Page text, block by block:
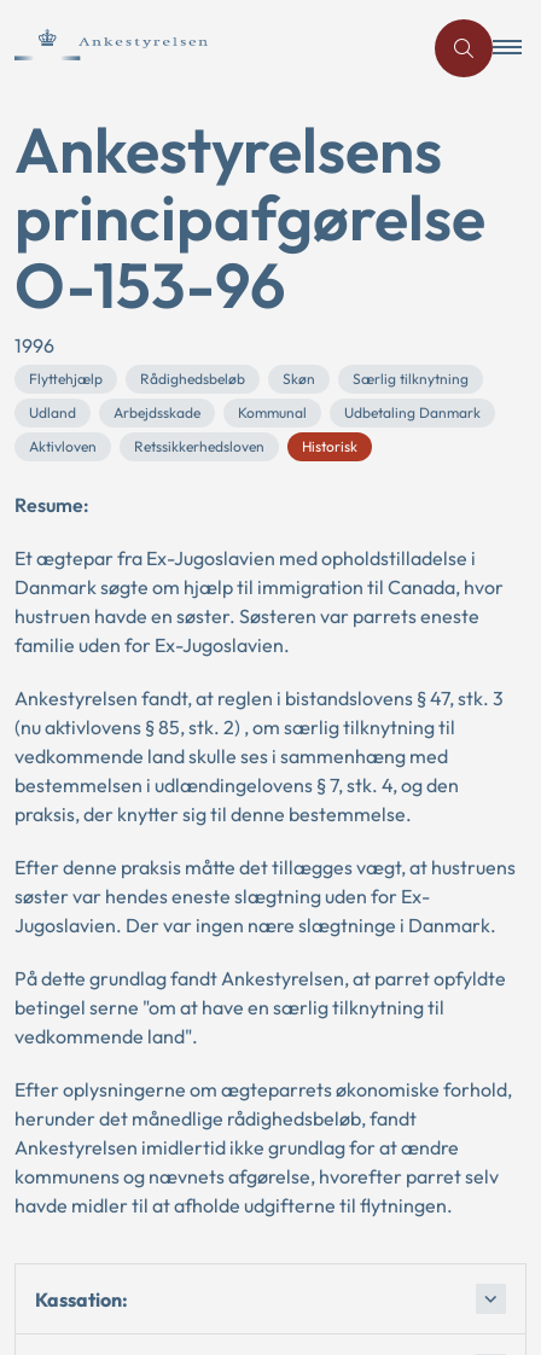
Ankestyrelsens
principafgørelse
O-153-96
1996
Flyttehjælp Rådighedsbeløb Skøn
Særlig tilknytning
Udland
Arbejdsskade Kommunal
Udbetaling Danmark
Aktivloven
Retssikkerhedsloven Historisk
Resume:
Et ægtepar fra Ex-Jugoslavien med opholdstilladelse i
Danmark søgte om hjælp til immigration til Canada, hvor
hustruen havde en søster. Søsteren var parrets eneste
familie uden for Ex-Jugoslavien.
Ankestyrelsen fandt, at reglen i bistandslovens § 47, stk. 3
(nu aktivlovens § 85, stk. 2) , om særlig tilknytning til
vedkommende land skulle ses i sammenhæng med
bestemmelsen i udlændingelovens § 7, stk. 4, og den
praksis, der knytter sig til denne bestemmelse.
Efter denne praksis måtte det tillægges vægt, at hustruens
søster var hendes eneste slægtning uden for Ex-
Jugoslavien. Der var ingen nære slægtninge i Danmark.
På dette grundlag fandt Ankestyrelsen, at parret opfyldte
betingel serne "om at have en særlig tilknytning til
vedkommende land".
Efter oplysningerne om ægteparrets økonomiske forhold,
herunder det månedlige rådighedsbeløb, fandt
Ankestyrelsen imidlertid ikke grundlag for at ændre
kommunens og nævnets afgørelse, hvorefter parret selv
havde midler til at afholde udgifterne til flytningen.
Kassation: